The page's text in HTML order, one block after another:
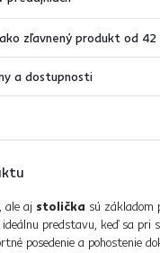
zľavnený produkt od 42
a dostupnosti
ale aj stolička sú základom
predstavu, keď sa pri
posedenie a pohostenie